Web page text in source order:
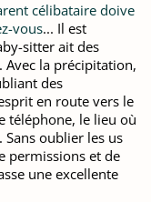
célibataire doive
vous... Il est
sitter ait des
Avec la précipitation,
des
en route vers le
téléphone, le lieu où
Sans oublier les us
permissions et de
une excellente